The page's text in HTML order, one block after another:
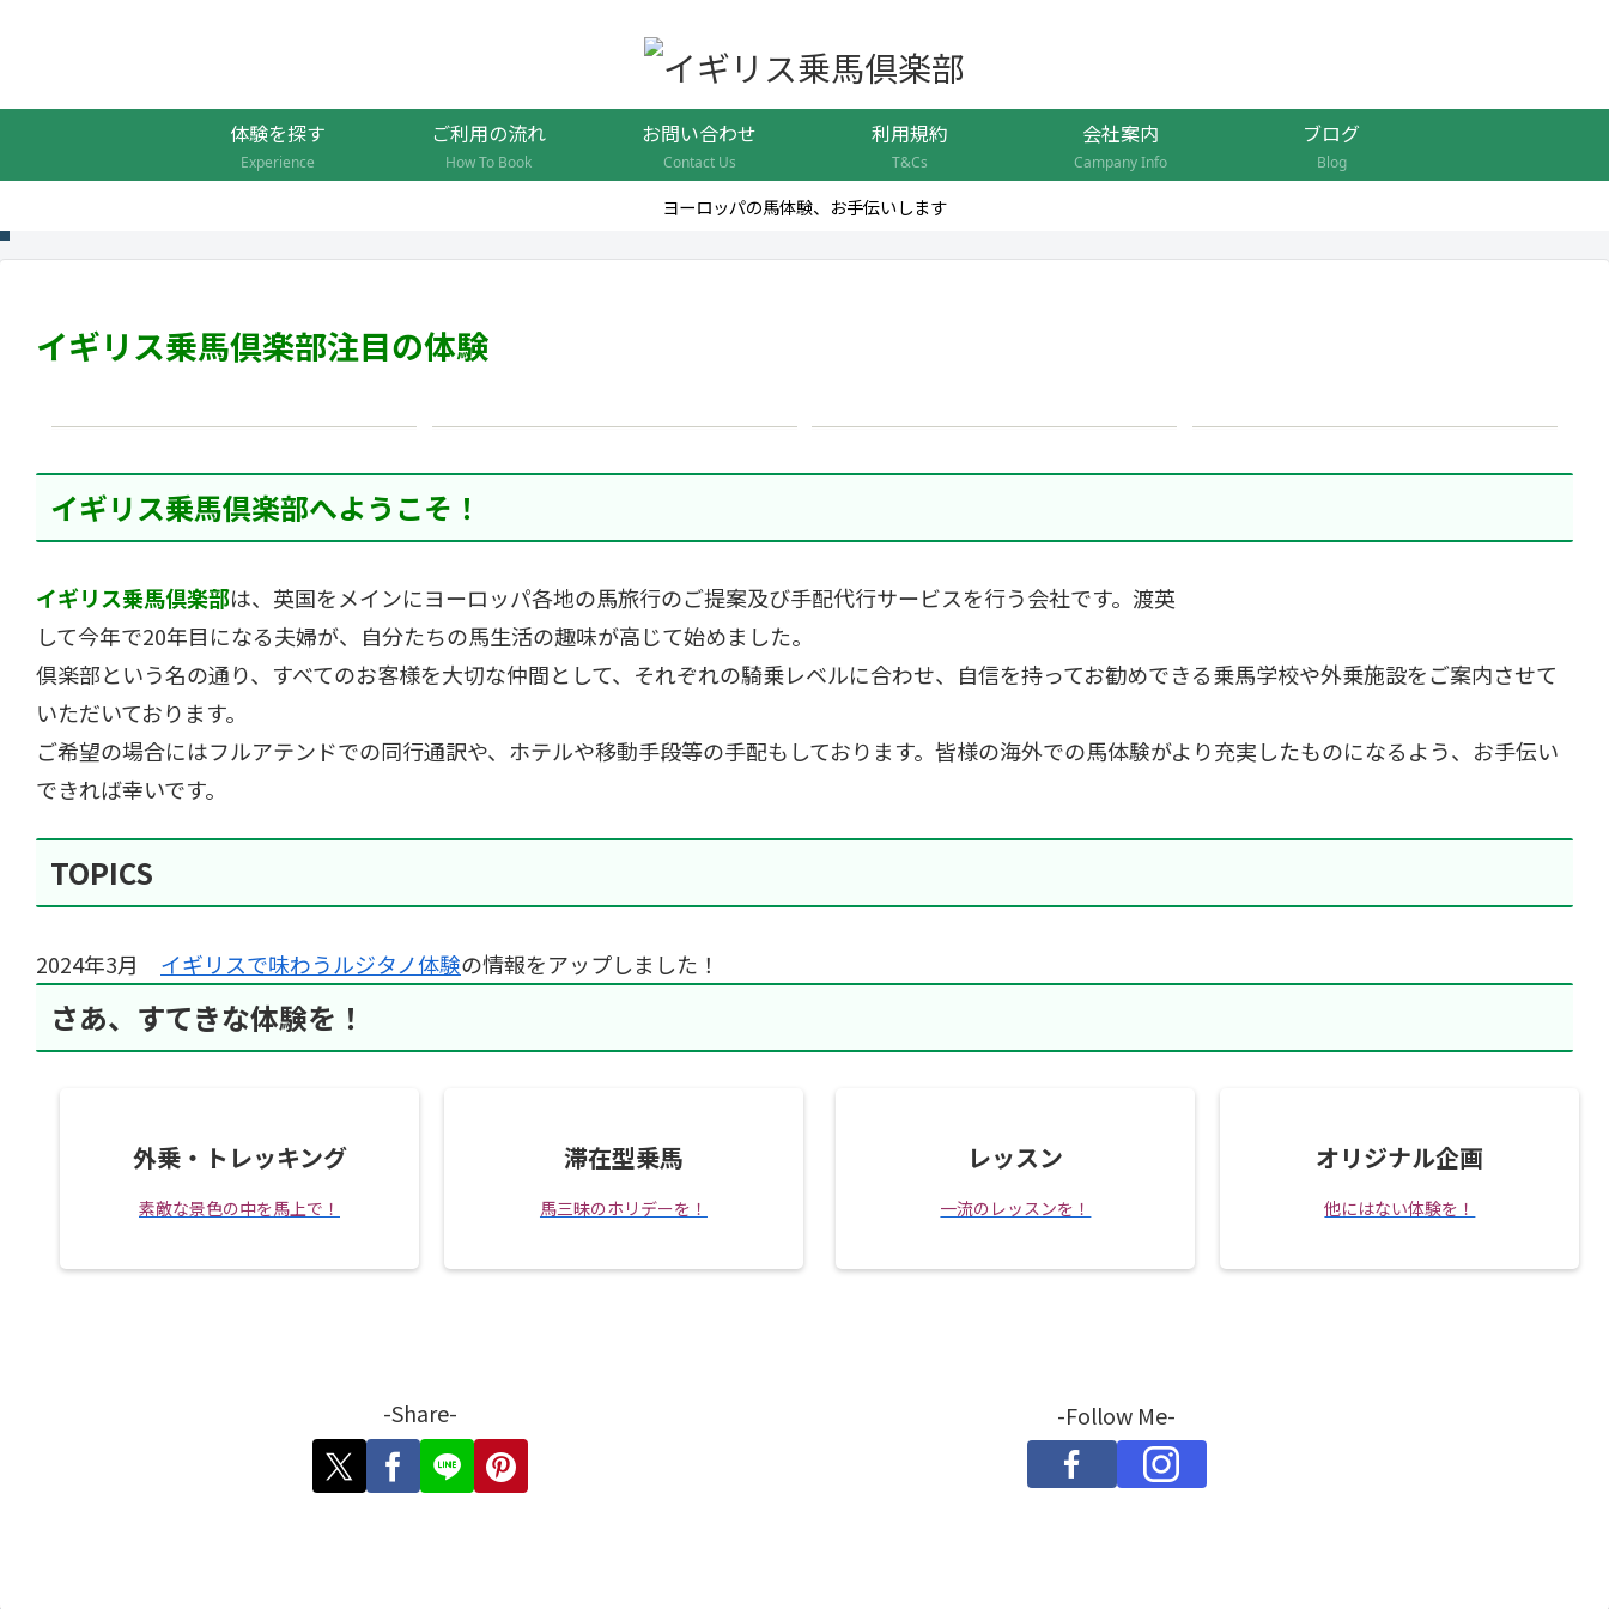
体験を探す
Experience
ご利用の流れ
How To Book
お問い合わせ
Contact Us
利用規約
T&Cs
会社案内
Campany Info
ブログ
Blog
ヨーロッパの馬体験、お手伝いします
イギリス乗馬倶楽部注目の体験
勉強会
と乗馬！
プクラスのスクールで学ぶ
馬で行く！ウインザーグレート
イギリス乗馬倶楽部へようこそ！
イギリス乗馬倶楽部は、英国をメインにヨーロッパ各地の馬旅行のご提案及び手配代行サービスを行う会社です。渡英
して今年で20年目になる夫婦が、自分たちの馬生活の趣味が高じて始めました。
倶楽部という名の通り、すべてのお客様を大切な仲間として、それぞれの騎乗レベルに合わせ、自信を持ってお勧めできる乗馬学校や外乗施設をご案内させて
いただいております。
ご希望の場合にはフルアテンドでの同行通訳や、ホテルや移動手段等の手配もしております。皆様の海外での馬体験がより充実したものになるよう、お手伝い
できれば幸いです。
TOPICS
2024年3月 イギリスで味わうルジタノ体験の情報をアップしました！
さあ、すてきな体験を！
外乗・トレッキング
素敵な景色の中を馬上で！
滞在型乗馬
馬三昧のホリデーを！
レッスン
一流のレッスンを！
オリジナル企画
他にはない体験を！
-Share- -Follow Me-